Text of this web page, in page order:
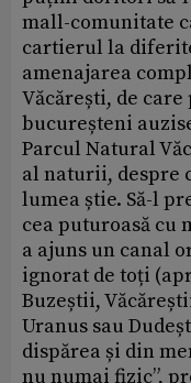
mall-comunitate
cartierul la
amenajarea
Văcărești, de
bucureșteni
Parcul Natural
al naturii, despre
lumea știe. Să-l
cea puturoasă
a ajuns un canal
ignorat de toți
Buzeștii,
Uranus sau
dispărea și din
nu numai fizic”,